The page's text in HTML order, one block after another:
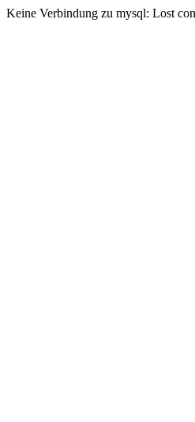
Keine Verbindung zu mysql: Lost